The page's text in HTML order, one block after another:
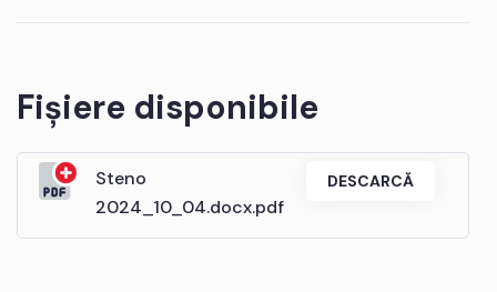
Fișiere disponibile
Steno
2024_10_04.docx.pdf
DESCARCĂ